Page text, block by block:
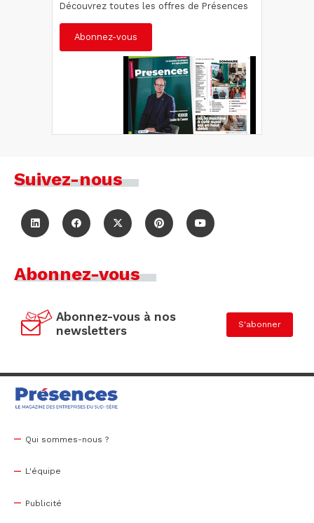
Découvrez toutes les offres de Présences
Abonnez-vous
Suivez-nous
Abonnez-vous
Abonnez-vous à nos
newsletters
S'abonner
Qui sommes-nous ?
L'équipe
Publicité